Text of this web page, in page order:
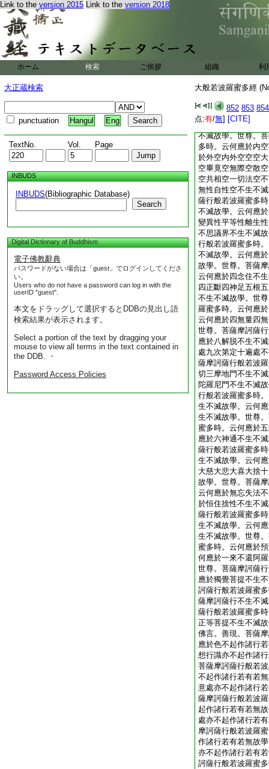
Link to the version 2015 Link to the version 2018
ホーム 検索 ご挨拶 組織 利
大正蔵検索
punctuation Hangul Eng
TextNo. Vol. Page
INBUDS
INBUDS(Bibliographic Database)
Search
Digital Dictionary of Buddhism
電子佛教辭典
パスワードがない場合は「guest」でログインしてくださ
い。
Users who do not have a password can log in with the
userID "guest".
本文をドラッグして選択するとDDBの見出し語
検索結果が表示されます。
Select a portion of the text by dragging your
mouse to view all terms in the text contained in
the DDB. ・
Password Access Policies
大般若波羅蜜多經
852 853 854
点:有/無] [CITE]
學。世尊。菩薩摩
何應於眼觸爲縁所
云何應於耳鼻舌身
不滅故學。世尊。
摩訶薩行般若波羅
不生不滅故學。云
受愛取有生老死愁
學。世尊。菩薩摩
何應於布施波羅蜜
應於淨戒安忍精進
不滅故學。世尊。
多時。云何應於内
於外空内外空空空
空畢竟空無際空散
空共相空一切法空
無性自性空不生不
薩行般若波羅蜜多
不滅故學。云何應
變異性平等性離生
不思議界不生不滅
行般若波羅蜜多時
不滅故學。云何應
故學。世尊。菩薩
云何應於四念住不
四正斷四神足五根
不生不滅故學。世
羅蜜多時。云何應
云何應於四無量四
世尊。菩薩摩訶薩
應於八解脱不生不
處九次第定十遍處
薩摩訶薩行般若波
切三摩地門不生不
陀羅尼門不生不滅
行般若波羅蜜多時
生不滅故學。云何
生不滅故學。世尊
蜜多時。云何應於
應於六神通不生不
薩行般若波羅蜜多
生不滅故學。云何
大慈大悲大喜大捨
故學。世尊。菩薩
云何應於無忘失法
於恒住捨性不生不
薩行般若波羅蜜多
生不滅故學。云何
生不滅故學。世尊
蜜多時。云何應於
何應於一來不還阿
世尊。菩薩摩訶薩
應於獨覺菩提不生
訶薩行般若波羅蜜
薩摩訶薩行不生不
薩行般若波羅蜜多
正等菩提不生不滅
佛言。善現。菩薩
應於色不起作諸行
想行識亦不起作諸
菩薩摩訶薩行般若
不起作諸行若有若
意處亦不起作諸行
薩摩訶薩行般若波
起作諸行若有若無
處亦不起作諸行若
摩訶薩行般若波羅
作諸行若有若無故
亦不起作諸行若有
訶薩行般若波羅蜜